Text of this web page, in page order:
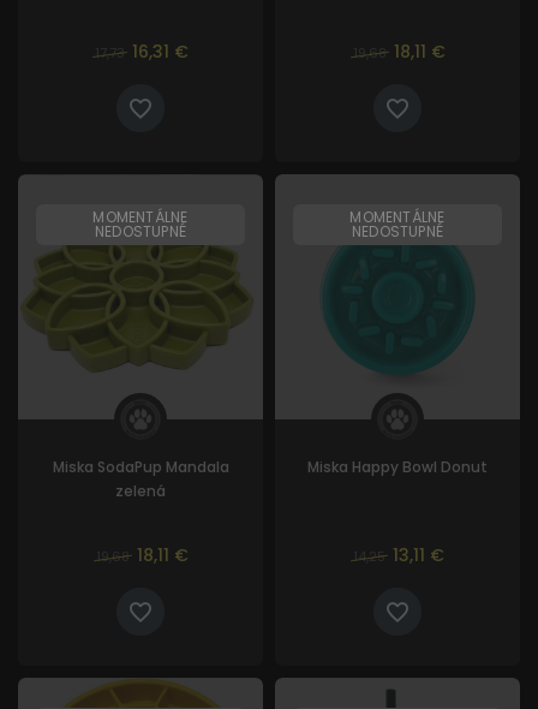
17,73 16,31 € 19,68 18,11 €
MOMENTÁLNE
NEDOSTUPNÉ
Miska SodaPup Mandala
zelená
19,68 18,11 €
MOMENTÁLNE
NEDOSTUPNÉ
Miska Happy Bowl Donut
14,25 13,11 €